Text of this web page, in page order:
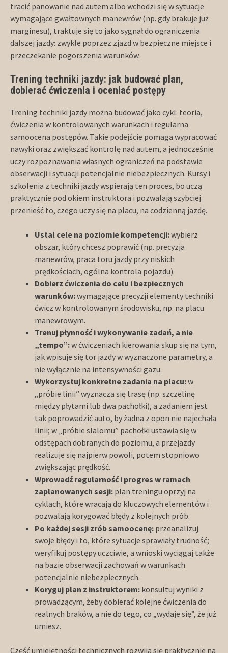
tracić panowanie nad autem albo wchodzi się w sytuacje
wymagające gwałtownych manewrów (np. gdy brakuje już
marginesu), traktuje się to jako sygnał do ograniczenia
dalszej jazdy: zwykle poprzez zjazd w bezpieczne miejsce i
przeczekanie pogorszenia warunków.
Trening techniki jazdy: jak budować plan,
dobierać ćwiczenia i oceniać postępy
Trening techniki jazdy można budować jako cykl: teoria,
ćwiczenia w kontrolowanych warunkach i regularna
samoocena postępów. Takie podejście pomaga wypracować
nawyki oraz zwiększać kontrolę nad autem, a jednocześnie
uczy rozpoznawania własnych ograniczeń na podstawie
obserwacji i sytuacji potencjalnie niebezpiecznych. Kursy i
szkolenia z techniki jazdy wspierają ten proces, bo uczą
praktycznie pod okiem instruktora i pozwalają szybciej
przenieść to, czego uczy się na placu, na codzienną jazdę.
Ustal cele na poziomie kompetencji:wybierz
obszar, który chcesz poprawić (np. precyzja
manewrów, praca toru jazdy przy niskich
prędkościach, ogólna kontrola pojazdu).
Dobierz ćwiczenia do celu i bezpiecznych
warunków:wymagające precyzji elementy techniki
ćwicz w kontrolowanym środowisku, np. na placu
manewrowym.
Trenuj płynność i wykonywanie zadań, a nie
„tempo”:w ćwiczeniach kierowania skup się na tym,
jak wpisuje się tor jazdy w wyznaczone parametry, a
nie wyłącznie na intensywności gazu.
Wykorzystuj konkretne zadania na placu:w
„próbie linii” wyznacza się trasę (np. szczelinę
między płytami lub dwa pachołki), a zadaniem jest
tak poprowadzić auto, by żadna z opon nie najechała
linii; w „próbie slalomu” pachołki ustawia się w
odstępach dobranych do poziomu, a przejazdy
realizuje się najpierw powoli, potem stopniowo
zwiększając prędkość.
Wprowadź regularność i progres w ramach
zaplanowanych sesji: plan treningu oprzyj na
cyklach, które wracają do kluczowych elementów i
pozwalają korygować błędy z kolejnych prób.
Po każdej sesji zrób samoocenę: przeanalizuj
swoje błędy i to, które sytuacje sprawiały trudność;
weryfikuj postępy uczciwie, a wnioski wyciągaj także
na bazie obserwacji zachowań w warunkach
potencjalnie niebezpiecznych.
Koryguj plan z instruktorem: konsultuj wyniki z
prowadzącym, żeby dobierać kolejne ćwiczenia do
realnych braków, a nie do tego, co „wydaje się”, że już
umiesz.
Część umiejętności technicznych rozwija się praktycznie na